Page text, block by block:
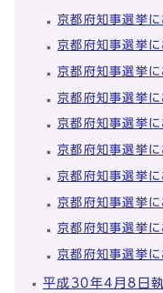
京都府知事選挙
京都府知事選挙
京都府知事選挙
京都府知事選挙
京都府知事選挙
京都府知事選挙
京都府知事選挙
京都府知事選挙
京都府知事選挙
京都府知事選挙
平成30年4月8日